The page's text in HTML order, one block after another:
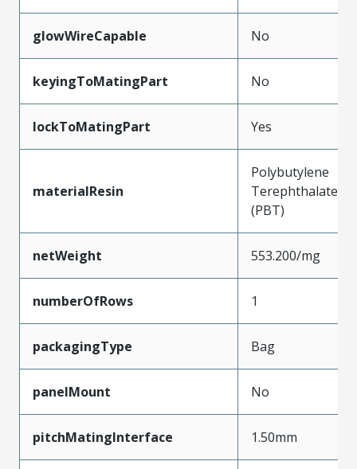
glowWireCapable No
keyingToMatingPart No
lockToMatingPart Yes
materialResin
Polybutylene
Terephthalate
(PBT)
netWeight 553.200/mg
numberOfRows 1
packagingType Bag
panelMount No
pitchMatingInterface 1.50mm